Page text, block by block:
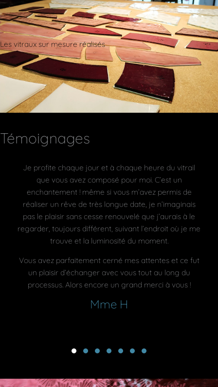
Les vitraux sur mesure réalisés
Témoignages
Je profite chaque jour et à chaque heure du vitrail
que vous avez composé pour moi. C’est un
enchantement ! même si vous m’avez permis de
réaliser un rêve de très longue date, je n’imaginais
pas le plaisir sans cesse renouvelé que j’aurais à le
regarder, toujours différent, suivant l’endroit où je me
trouve et la luminosité du moment.
Vous avez parfaitement cerné mes attentes et ce fut
un plaisir d’échanger avec vous tout au long du
processus. Alors encore un grand merci à vous !
Mme H